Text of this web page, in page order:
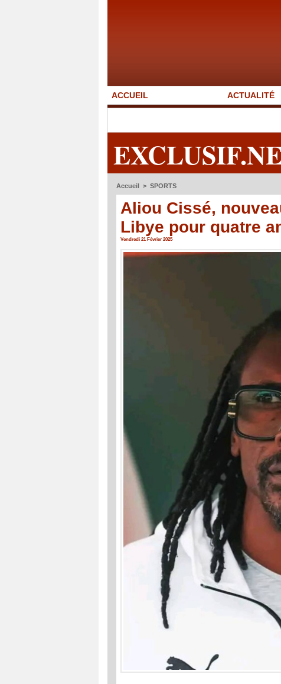
ACCUEIL ACTUALITÉ
Accueil > SPORTS
Aliou Cissé,
Libye pour quatre
Vendredi 21 Février 2025